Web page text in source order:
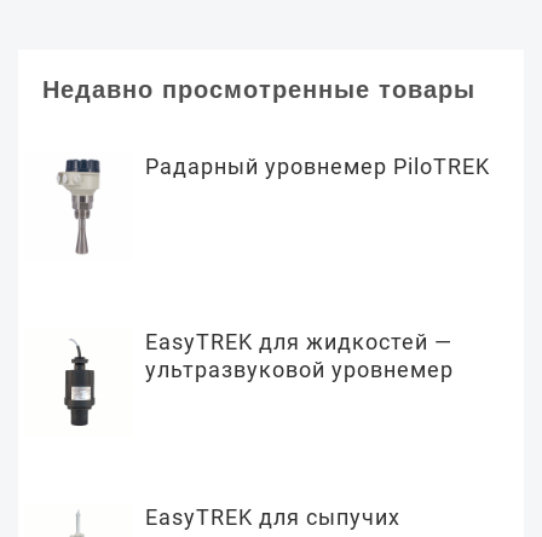
Недавно просмотренные товары
Радарный уровнемер PiloTREK
EasyTREK для жидкостей —
ультразвуковой уровнемер
EasyTREK для сыпучих